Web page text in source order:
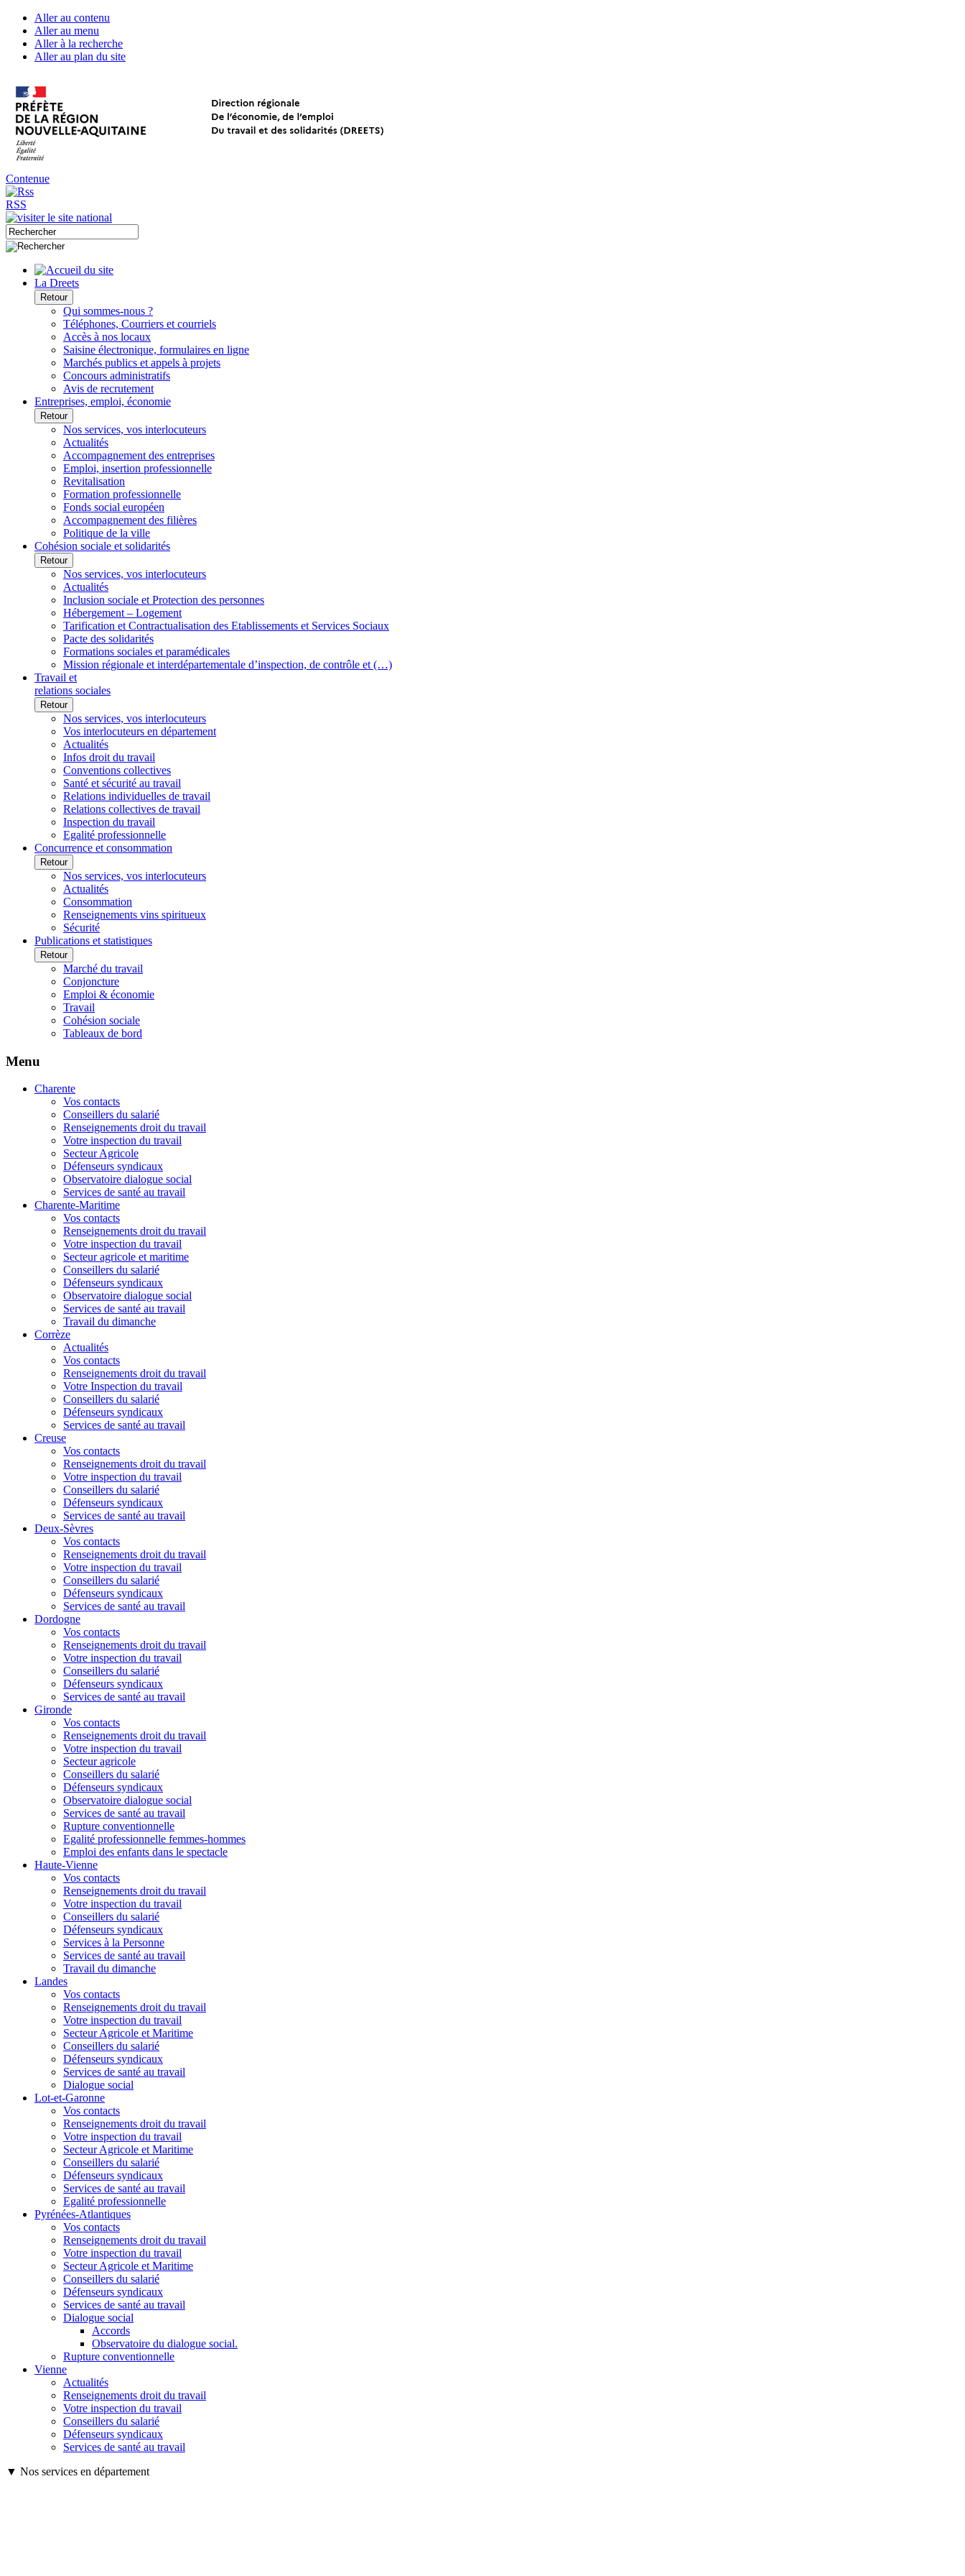
Aller au contenu
Aller au menu
Aller à la recherche
Aller au plan du site
Contenue
RSS
La Dreets
Retour
Qui sommes-nous ?
Téléphones, Courriers et courriels
Accès à nos locaux
Saisine électronique, formulaires en ligne
Marchés publics et appels à projets
Concours administratifs
Avis de recrutement
Entreprises, emploi, économie
Retour
Nos services, vos interlocuteurs
Actualités
Accompagnement des entreprises
Emploi, insertion professionnelle
Revitalisation
Formation professionnelle
Fonds social européen
Accompagnement des filières
Politique de la ville
Cohésion sociale et solidarités
Retour
Nos services, vos interlocuteurs
Actualités
Inclusion sociale et Protection des personnes
Hébergement – Logement
Tarification et Contractualisation des Etablissements et Services Sociaux
Pacte des solidarités
Formations sociales et paramédicales
Mission régionale et interdépartementale d’inspection, de contrôle et (…)
Travail et
relations sociales
Retour
Nos services, vos interlocuteurs
Vos interlocuteurs en département
Actualités
Infos droit du travail
Conventions collectives
Santé et sécurité au travail
Relations individuelles de travail
Relations collectives de travail
Inspection du travail
Egalité professionnelle
Concurrence et consommation
Retour
Nos services, vos interlocuteurs
Actualités
Consommation
Renseignements vins spiritueux
Sécurité
Publications et statistiques
Retour
Marché du travail
Conjoncture
Emploi & économie
Travail
Cohésion sociale
Tableaux de bord
Menu
Charente
Vos contacts
Conseillers du salarié
Renseignements droit du travail
Votre inspection du travail
Secteur Agricole
Défenseurs syndicaux
Observatoire dialogue social
Services de santé au travail
Charente-Maritime
Vos contacts
Renseignements droit du travail
Votre inspection du travail
Secteur agricole et maritime
Conseillers du salarié
Défenseurs syndicaux
Observatoire dialogue social
Services de santé au travail
Travail du dimanche
Corrèze
Actualités
Vos contacts
Renseignements droit du travail
Votre Inspection du travail
Conseillers du salarié
Défenseurs syndicaux
Services de santé au travail
Creuse
Vos contacts
Renseignements droit du travail
Votre inspection du travail
Conseillers du salarié
Défenseurs syndicaux
Services de santé au travail
Deux-Sèvres
Vos contacts
Renseignements droit du travail
Votre inspection du travail
Conseillers du salarié
Défenseurs syndicaux
Services de santé au travail
Dordogne
Vos contacts
Renseignements droit du travail
Votre inspection du travail
Conseillers du salarié
Défenseurs syndicaux
Services de santé au travail
Gironde
Vos contacts
Renseignements droit du travail
Votre inspection du travail
Secteur agricole
Conseillers du salarié
Défenseurs syndicaux
Observatoire dialogue social
Services de santé au travail
Rupture conventionnelle
Egalité professionnelle femmes-hommes
Emploi des enfants dans le spectacle
Haute-Vienne
Vos contacts
Renseignements droit du travail
Votre inspection du travail
Conseillers du salarié
Défenseurs syndicaux
Services à la Personne
Services de santé au travail
Travail du dimanche
Landes
Vos contacts
Renseignements droit du travail
Votre inspection du travail
Secteur Agricole et Maritime
Conseillers du salarié
Défenseurs syndicaux
Services de santé au travail
Dialogue social
Lot-et-Garonne
Vos contacts
Renseignements droit du travail
Votre inspection du travail
Secteur Agricole et Maritime
Conseillers du salarié
Défenseurs syndicaux
Services de santé au travail
Egalité professionnelle
Pyrénées-Atlantiques
Vos contacts
Renseignements droit du travail
Votre inspection du travail
Secteur Agricole et Maritime
Conseillers du salarié
Défenseurs syndicaux
Services de santé au travail
Dialogue social
Accords
Observatoire du dialogue social.
Rupture conventionnelle
Vienne
Actualités
Renseignements droit du travail
Votre inspection du travail
Conseillers du salarié
Défenseurs syndicaux
Services de santé au travail
▼ Nos services en département